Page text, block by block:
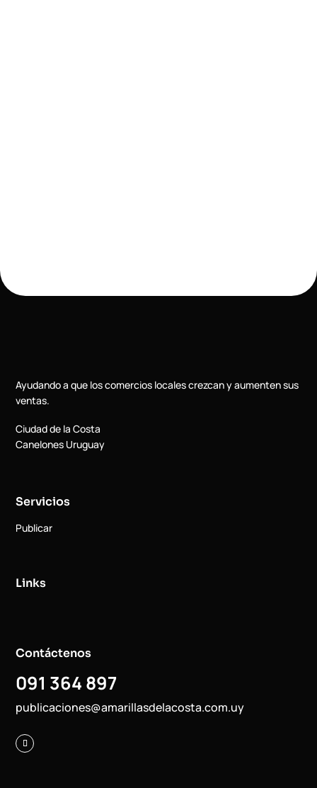
Ayudando a que los comercios locales crezcan y aumenten sus
ventas.
Ciudad de la Costa
Canelones Uruguay
Servicios
Publicar
Links
Contáctenos
091 364 897
publicaciones@amarillasdelacosta.com.uy